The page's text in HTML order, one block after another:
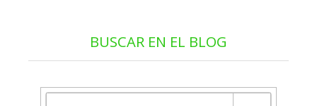
BUSCAR EN EL BLOG